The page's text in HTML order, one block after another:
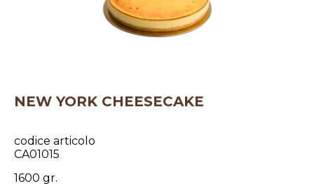
NEW YORK CHEESECAKE
codice articolo
CA01015
1600 gr.